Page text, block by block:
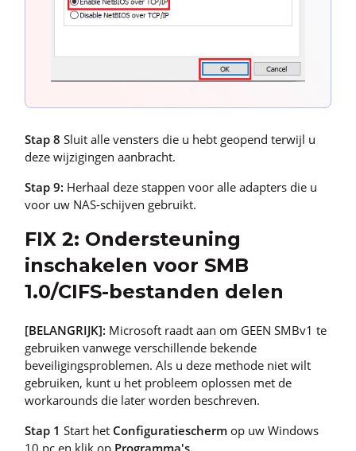
Stap 8 Sluit alle vensters die u hebt geopend terwijl u
deze wijzigingen aanbracht.
Stap 9: Herhaal deze stappen voor alle adapters die u
voor uw NAS-schijven gebruikt.
FIX 2: Ondersteuning
inschakelen voor SMB
1.0/CIFS-bestanden delen
[BELANGRIJK]: Microsoft raadt aan om GEEN SMBv1 te
gebruiken vanwege verschillende bekende
beveiligingsproblemen. Als u deze methode niet wilt
gebruiken, kunt u het probleem oplossen met de
workarounds die later worden beschreven.
Stap 1 Start het Configuratiescherm op uw Windows
10 pc en klik op Programma's.